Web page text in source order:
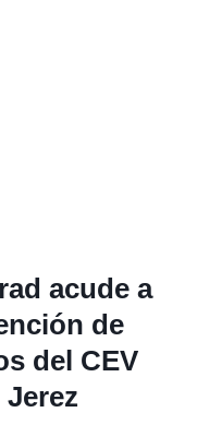
acude a
de
del CEV